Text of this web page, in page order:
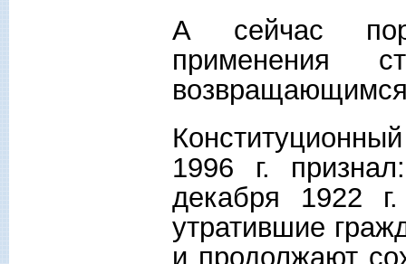
А сейчас
применения
1996 г.
декабря 1922
утратившие
и продолжают